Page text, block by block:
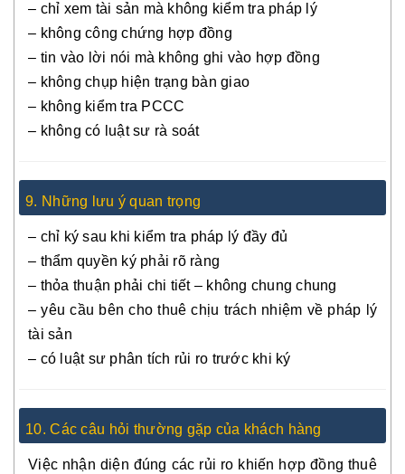
– chỉ xem tài sản mà không kiểm tra pháp lý
– không công chứng hợp đồng
– tin vào lời nói mà không ghi vào hợp đồng
– không chụp hiện trạng bàn giao
– không kiểm tra PCCC
– không có luật sư rà soát
9. Những lưu ý quan trọng
– chỉ ký sau khi kiểm tra pháp lý đầy đủ
– thẩm quyền ký phải rõ ràng
– thỏa thuận phải chi tiết – không chung chung
– yêu cầu bên cho thuê chịu trách nhiệm về pháp lý
tài sản
– có luật sư phân tích rủi ro trước khi ký
10. Các câu hỏi thường gặp của khách hàng
Việc nhận diện đúng các rủi ro khiến hợp đồng thuê